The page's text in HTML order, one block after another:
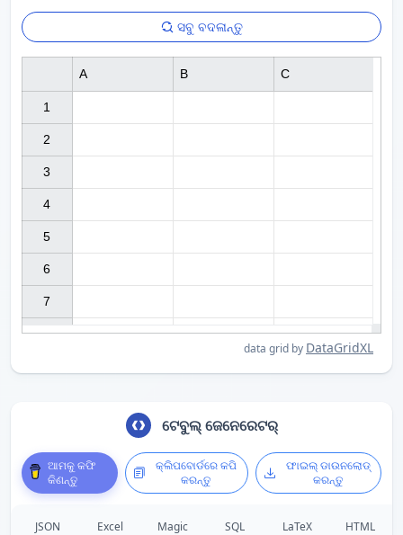
ସବୁ ବଦଳାନ୍ତୁ
data grid by DataGridXL
1
2
3
4
5
6
7
A B C
ଟେବୁଲ୍ ଜେନେରେଟର୍
ଆମକୁ କଫି
କିଣନ୍ତୁ
କ୍ଲିପବୋର୍ଡରେ କପି
କରନ୍ତୁ
ଫାଇଲ୍ ଡାଉନଲୋଡ୍
କରନ୍ତୁ
JSON Excel Magic SQL LaTeX HTML